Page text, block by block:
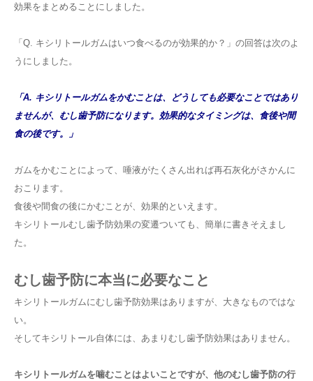
効果をまとめることにしました。
「Q. キシリトールガムはいつ食べるのが効果的か？」の回答は次のよ
うにしました。
「A. キシリトールガムをかむことは、どうしても必要なことではあり
ませんが、むし歯予防になります。効果的なタイミングは、食後や間
食の後です。」
ガムをかむことによって、唾液がたくさん出れば再石灰化がさかんに
おこります。
食後や間食の後にかむことが、効果的といえます。
キシリトールむし歯予防効果の変遷ついても、簡単に書きそえまし
た。
むし歯予防に本当に必要なこと
キシリトールガムにむし歯予防効果はありますが、大きなものではな
い。
そしてキシリトール自体には、あまりむし歯予防効果はありません。
キシリトールガムを噛むことはよいことですが、他のむし歯予防の行